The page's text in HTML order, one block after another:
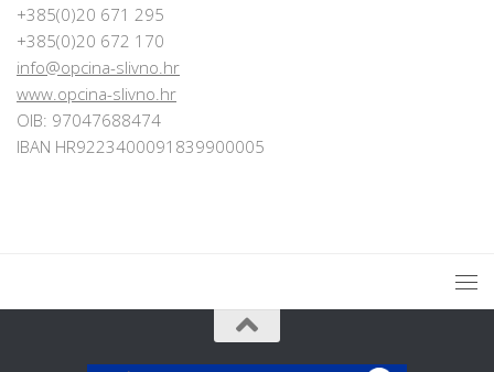
+385(0)20 671 295
+385(0)20 672 170
info@opcina-slivno.hr
www.opcina-slivno.hr
OIB: 97047688474
IBAN HR9223400091839900005